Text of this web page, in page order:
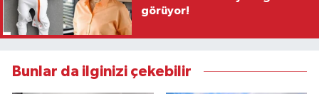
görüyor!
Bunlar da ilginizi çekebilir